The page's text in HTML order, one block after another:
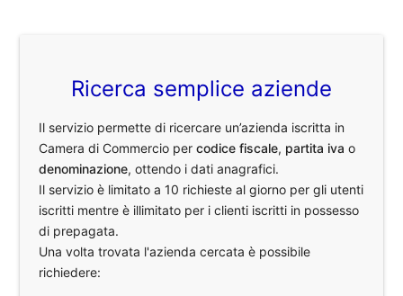
Ricerca semplice aziende
Il servizio permette di ricercare un’azienda iscritta in
Camera di Commercio percodice fiscale, partita iva o
denominazione, ottendo i dati anagrafici.
Il servizio è limitato a 10 richieste al giorno per gli utenti
iscritti mentre è illimitato per i clienti iscritti in possesso
di prepagata.
Una volta trovata l'azienda cercata è possibile
richiedere: